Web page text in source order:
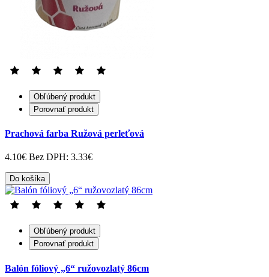
Obľúbený produkt
Porovnať produkt
Prachová farba Ružová perleťová
4.10€ Bez DPH: 3.33€
Do košíka
Obľúbený produkt
Porovnať produkt
Balón fóliový „6“ ružovozlatý 86cm